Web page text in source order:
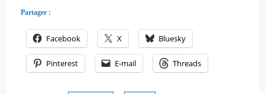
Partager :
Facebook X Bluesky
Pinterest E-mail Threads